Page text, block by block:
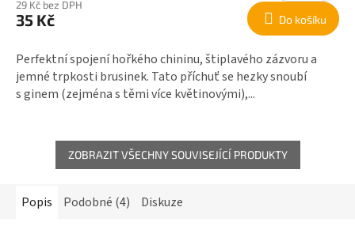
29 Kč bez DPH
35 Kč Do košíku
Perfektní spojení hořkého chininu, štiplavého zázvoru a
jemné trpkosti brusinek. Tato příchuť se hezky snoubí
s ginem (zejména s těmi více květinovými),...
ZOBRAZIT VŠECHNY SOUVISEJÍCÍ PRODUKTY
Popis Podobné (4) Diskuze